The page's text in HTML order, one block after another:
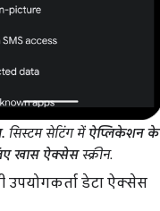
सिस्टम सेटिंग मेंऐप्लिकेशन के
खास ऐक्सेसस्क्रीन.
उपयोगकर्ता डेटा ऐक्सेस